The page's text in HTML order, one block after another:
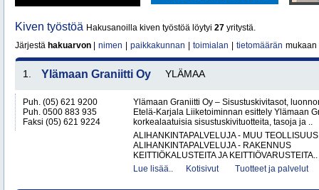
Kiven työstöä Hakusanoilla kiven työstöä löytyi 27 yritystä.
Järjestä hakuarvon nimen paikkakunnan toimialan tietomäärän mukaan
1. Ylämaan Graniitti Oy YLÄMAA
Puh. (05) 621 9200
Puh. 0500 883 935
Faksi (05) 621 9224
Ylämaan Graniitti Oy – Sisustuskivitasot,
Etelä-Karjala Liiketoiminnan esittely Ylämaan
korkealaatuisia sisustuskivituotteita, tasoja ja ..
ALIHANKINTAPALVELUJA - MUU TEOLLISUUS
ALIHANKINTAPALVELUJA - RAKENNUS
KEITTIÖKALUSTEITA JA KEITTIÖVARUSTEITA..
Lue lisää..
Kotisivut Tuotteet ja palvelut